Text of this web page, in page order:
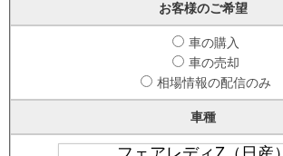
お客様のご希望
車の購入
車の売却
相場情報の配信のみ
車種